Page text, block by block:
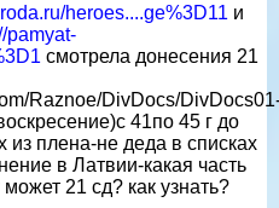
heroes....ge%3D11 и
pamyat-
смотрела донесения 21
Raznoe/DivDocs/
41по 45 г до
плена-не деда в списках
в Латвии-какая часть
21 сд? как узнать?